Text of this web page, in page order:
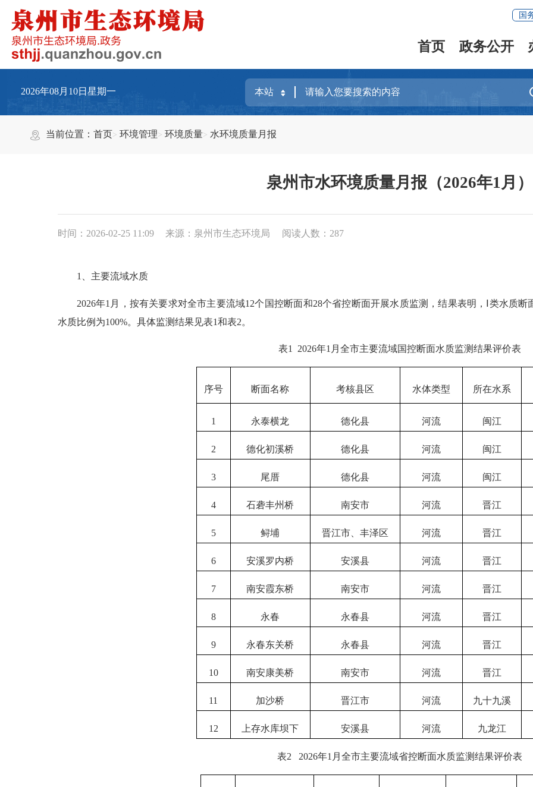
国
首页 政务公开
2026年08月10日星期一
当前位置：首页 环境管理 环境质量 水环境质量月报
泉州市水环境质量月报（2026年1月）
时间：2026-02-25 11:09 来源：泉州市生态环境局 阅读人数： 287
1、主要流域水质
2026年1 月，按有关要求对全市主要流域1 2个国控断面和28个省控断面开展水质监测 ，结果表明， Ⅰ类水质断
水质比例为100%。具体监测结果见表1和表2。
表1 2026年1 月全市主要流域国控断面水质监测结果评价表
序号 断面名称 考核县区 水体类型 所在水系
1 永泰横龙 德化县 河流 闽江
2 德化初溪桥 德化县 河流 闽江
3 尾厝 德化县 河流 闽江
4 石砻丰州桥 南安市 河流 晋江
5 鲟埔 晋江市、丰泽区 河流 晋江
6 安溪罗内桥 安溪县 河流 晋江
7 南安霞东桥 南安市 河流 晋江
8 永春 永春县 河流 晋江
9 永春东关桥 永春县 河流 晋江
10 南安康美桥 南安市 河流 晋江
11 加沙桥 晋江市 河流 九十九溪
12 上存水库坝下 安溪县 河流 九龙江
表2 2026年1 月全市主要流域省控断面水质监测结果评价表